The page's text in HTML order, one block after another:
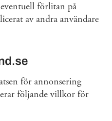
förlitan på
av andra användare
för annonsering
följande villkor för